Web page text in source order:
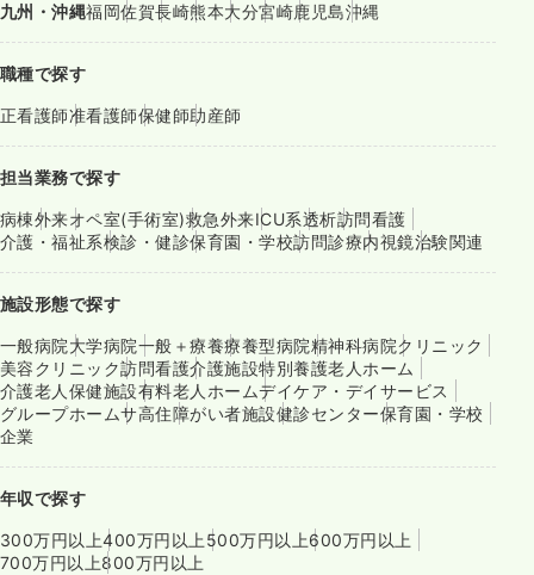
九州・沖縄福岡佐賀長崎熊本大分宮崎鹿児島沖縄
職種で探す
正看護師准看護師保健師助産師
担当業務で探す
病棟外来オペ室(手術室)救急外来ICU系透析訪問看護
介護・福祉系検診・健診保育園・学校訪問診療内視鏡治験関連
施設形態で探す
一般病院大学病院一般＋療養療養型病院精神科病院クリニック
美容クリニック訪問看護介護施設特別養護老人ホーム
介護老人保健施設有料老人ホームデイケア・デイサービス
グループホームサ高住障がい者施設健診センター保育園・学校
企業
年収で探す
300万円以上400万円以上 500万円以上600万円以上
700万円以上800万円以上